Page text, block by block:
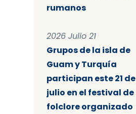
rumanos
2026 Julio 21
Grupos de la isla de
Guam y Turquía
participan este 21 de
julio en el festival de
folclore organizado